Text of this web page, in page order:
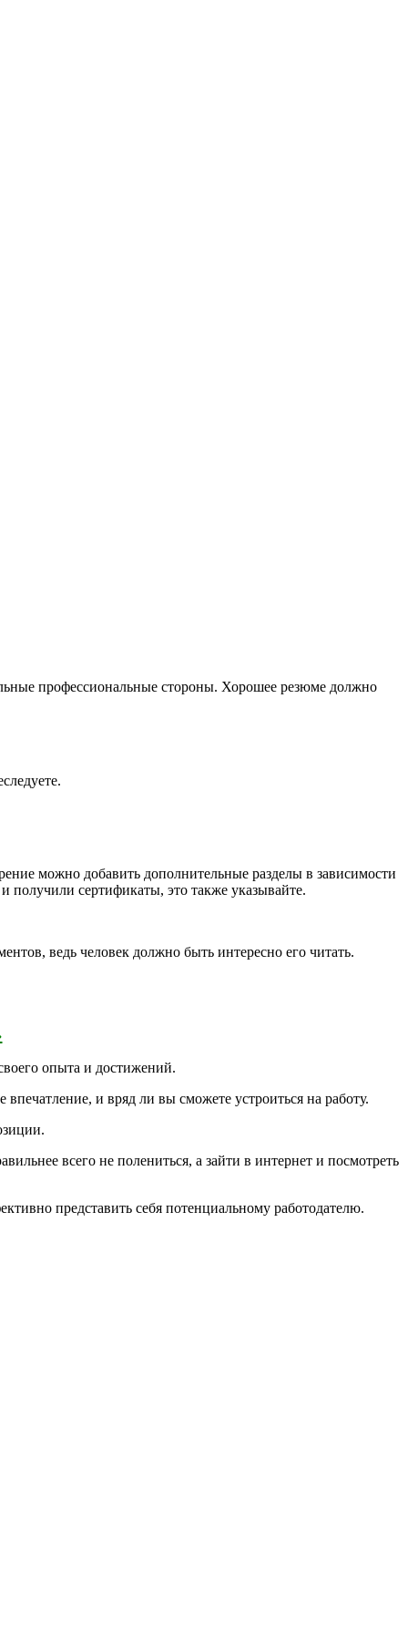
профессиональные стороны. Хорошее резюме должно
можно добавить дополнительные разделы в зависимости
сертификаты, это также указывайте.
ведь человек должно быть интересно его читать.
опыта и достижений.
и вряд ли вы сможете устроиться на работу.
всего не полениться, а зайти в интернет и посмотреть
представить себя потенциальному работодателю.